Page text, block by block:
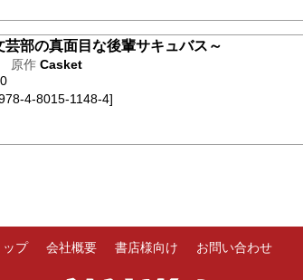
部の真面目な後輩サキュバス～
原作 Casket
4-8015-1148-4]
ップ 会社概要 書店様向け お問い合わせ